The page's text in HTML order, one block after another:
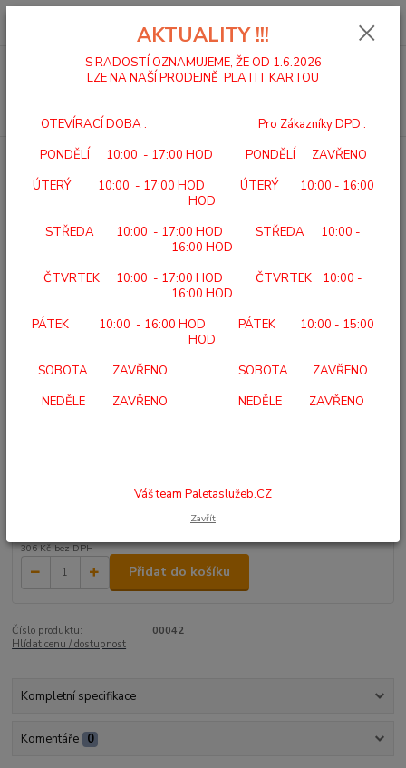
0,00 Kč
BERLE A HOLE HŮL PODPŮRNÁ DŘEVĚNÁ 457
HŮL PODPŮRNÁ DŘEVĚNÁ 457
POPIS: dámská nebo pánská rukojeť různé barevné provedení Výška
hole: 93 cm Hmotnost hole: 0.2 kg Nosnost hole: 100 kg Gumový
306 Kč bez DPH
Přidat do košíku
Číslo produktu:
00042
Hlídat cenu / dostupnost
Kompletní specifikace
Komentáře 0
AKTUALITY !!!
S RADOSTÍ OZNAMUJEME, ŽE OD 1.6.2026
LZE NA NAŠÍ PRODEJNĚ PLATIT KARTOU
OTEVÍRACÍ DOBA : Pro Zákazníky DPD :
PONDĚLÍ 10:00 - 17:00 HOD PONDĚLÍ ZAVŘENO
ÚTERÝ 10:00 - 17:00 HOD ÚTERÝ 10:00 - 16:00
HOD
STŘEDA 10:00 - 17:00 HOD STŘEDA 10:00 -
16:00 HOD
ČTVRTEK 10:00 - 17:00 HOD ČTVRTEK 10:00 -
16:00 HOD
PÁTEK 10:00 - 16:00 HOD PÁTEK 10:00 - 15:00
HOD
SOBOTA ZAVŘENO SOBOTA ZAVŘENO
NEDĚLE ZAVŘENO NEDĚLE ZAVŘENO
Váš team Paletaslužeb.CZ
Zavřít